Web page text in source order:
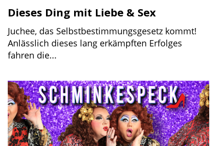
Dieses Ding mit Liebe & Sex
Juchee, das Selbstbestimmungsgesetz kommt!
Anlässlich dieses lang erkämpften Erfolges
fahren die...